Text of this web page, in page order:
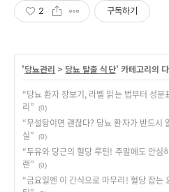
2 구독하기
'당뇨관리 > 당뇨 탈출 식단' 카테고리의
“당뇨 환자 장보기, 라벨 읽는 법부터 성분
리”
(0)
“무설탕이면 괜찮다? 당뇨 환자가 반드시
실”
(0)
“두유와 당근의 혈당 루틴! 주말에도 안심
랜”
(0)
“금요일엔 이 간식으로 마무리! 혈당 잡는